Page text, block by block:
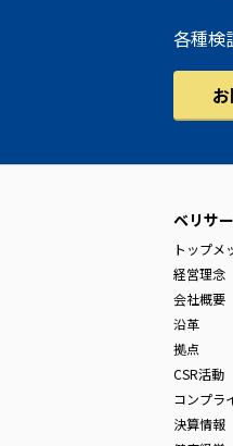
各種検
ベリサ
トップメ
経営理念
会社概要
沿革
拠点
CSR活動
コンプラ
決算情報